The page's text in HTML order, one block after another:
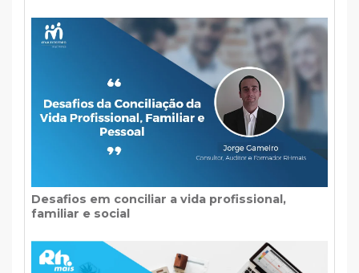
Desafios em conciliar a vida profissional,
familiar e social